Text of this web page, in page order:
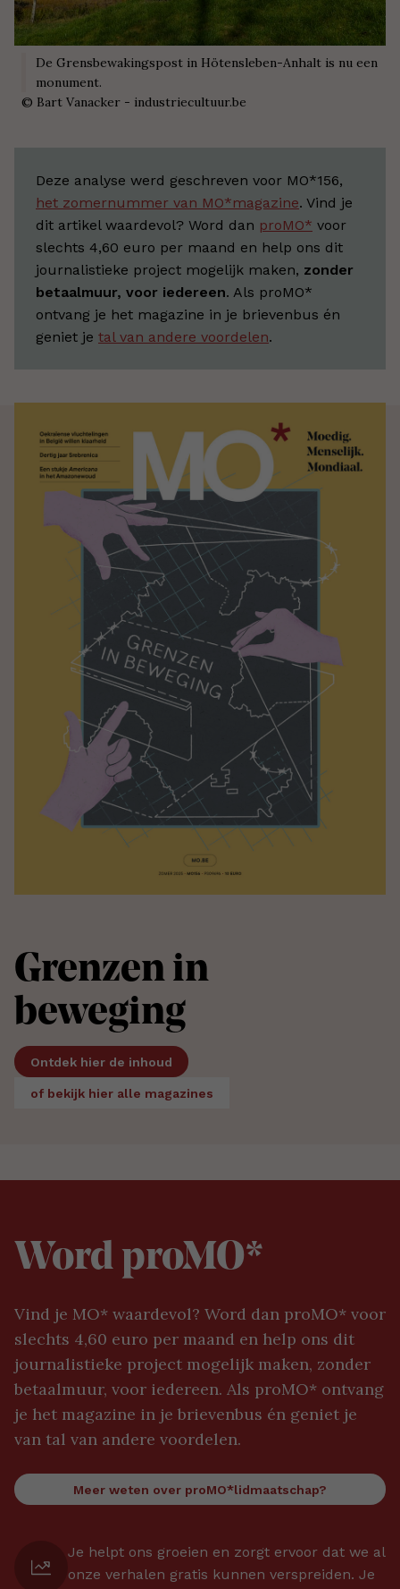
De Grensbewakingspost in Hötensleben-Anhalt is nu een
monument.
© Bart Vanacker - industriecultuur.be
Deze analyse werd geschreven voor MO*156,
het zomernummer van MO*magazine. Vind je
dit artikel waardevol? Word dan proMO* voor
slechts 4,60 euro per maand en help ons dit
journalistieke project mogelijk maken, zonder
betaalmuur, voor iedereen. Als proMO*
ontvang je het magazine in je brievenbus én
geniet je tal van andere voordelen.
Grenzen in
beweging
Ontdek hier de inhoud
of bekijk hier alle magazines
Word proMO*
Vind je MO* waardevol? Word dan proMO* voor
slechts 4,60 euro per maand en help ons dit
journalistieke project mogelijk maken, zonder
betaalmuur, voor iedereen. Als proMO* ontvang
je het magazine in je brievenbus én geniet je
van tal van andere voordelen.
Meer weten over proMO*lidmaatschap?
Je helpt ons groeien en zorgt ervoor dat we al
onze verhalen gratis kunnen verspreiden. Je